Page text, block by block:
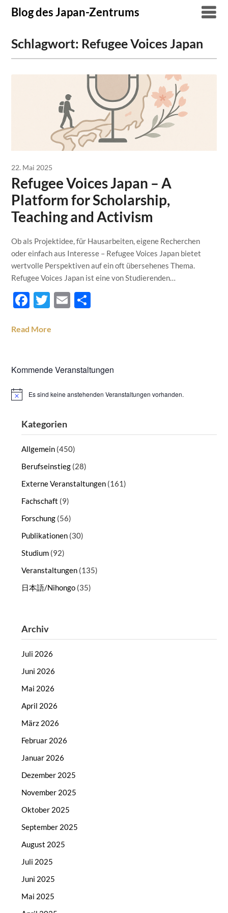
SkipBlog des Japan-Zentrums
Schlagwort: Refugee Voices Japan
22. Mai 2025
Refugee Voices Japan – A
Platform for Scholarship,
Teaching and Activism
Ob als Projektidee, für Hausarbeiten, eigene Recherchen
oder einfach aus Interesse – Refugee Voices Japan bietet
wertvolle Perspektiven auf ein oft übersehenes Thema.
Refugee Voices Japan ist eine von Studierenden…
Facebook
Twitter
Email
Read More
Kommende Veranstaltungen
HinweisEs sind keine anstehenden Veranstaltungen vorhanden.
Kategorien
Allgemein (450)
Berufseinstieg (28)
Externe Veranstaltungen (161)
Fachschaft (9)
Forschung (56)
Publikationen (30)
Studium (92)
Veranstaltungen (135)
日本語/Nihongo (35)
Archiv
Juli 2026
Juni 2026
Mai 2026
April 2026
März 2026
Februar 2026
Januar 2026
Dezember 2025
November 2025
Oktober 2025
September 2025
August 2025
Juli 2025
Juni 2025
Mai 2025